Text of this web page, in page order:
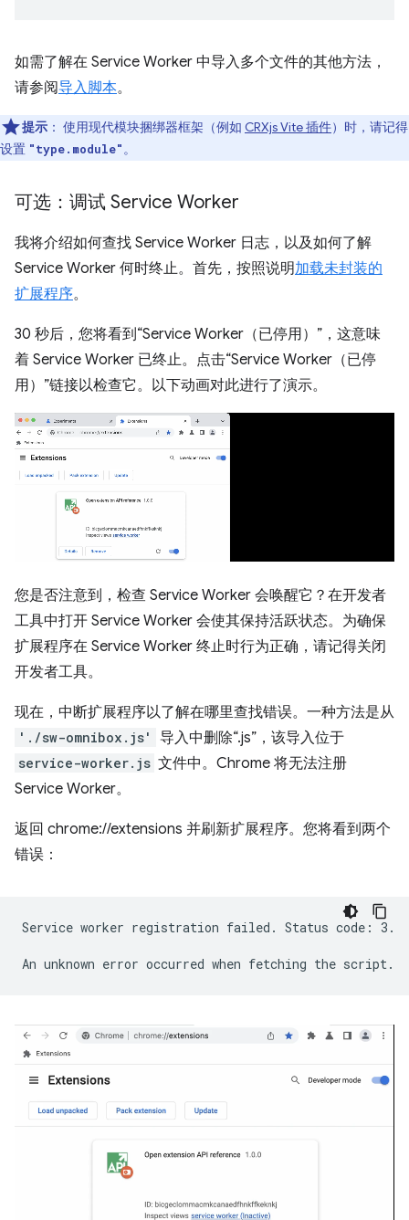
如需了解在 Service Worker 中导入多个文件的其他方法，
请参阅导入脚本。
提示 ： 使用现代模块捆绑器框架（例如 CRXjs Vite 插件）时，请记得
设置 "type.module" 。
可选：调试 Service Worker
我将介绍如何查找 Service Worker 日志，以及如何了解
Service Worker 何时终止。首先，按照说明加载未封装的
扩展程序。
30 秒后，您将看到“Service Worker（已停用）”，这意味
着 Service Worker 已终止。点击“Service Worker（已停
用）”链接以检查它。以下动画对此进行了演示。
您是否注意到，检查 Service Worker 会唤醒它？在开发者
工具中打开 Service Worker 会使其保持活跃状态。为确保
扩展程序在 Service Worker 终止时行为正确，请记得关闭
开发者工具。
现在，中断扩展程序以了解在哪里查找错误。一种方法是从
'./sw-omnibox.js' 导入中删除“.js”，该导入位于
service-worker.js 文件中。Chrome 将无法注册
Service Worker。
返回 chrome://extensions 并刷新扩展程序。您将看到两个
错误：
Service worker registration failed. Status code: 3.